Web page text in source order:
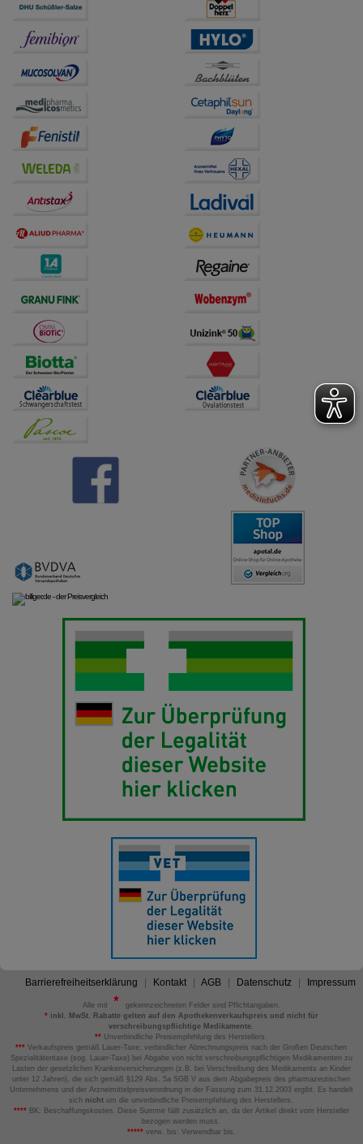
Barrierefreiheitserklärung Kontakt AGB Datenschutz Impressum
Alle mit
gekennzeichneten Felder sind Pflichtangaben.
*inkl. MwSt. Rabatte gelten auf den Apothekenverkaufspreis und nicht für
verschreibungspflichtige Medikamente.
** Unverbindliche Preisempfehlung des Herstellers.
*** Verkaufspreis gemäß Lauer-Taxe; verbindlicher Abrechnungspreis nach der Großen Deutschen
Spezialitätentaxe (sog. Lauer-Taxe) bei Abgabe von nicht verschreibungspflichtigen Medikamenten zu
Lasten der gesetzlichen Krankenversicherungen (z.B. bei Verschreibung des Medikaments an Kinder
unter 12 Jahren), die sich gemäß §129 Abs. 5a SGB V aus dem Abgabepreis des pharmazeutischen
Unternehmens und der Arzneimittelpreisverordnung in der Fassung zum 31.12.2003 ergibt. Es handelt
sich nicht um die unverbindliche Preisempfehlung des Herstellers.
****BK: Beschaffungskosten. Diese Summe fällt zusätzlich an, da der Artikel direkt vom Hersteller
bezogen werden muss.
*****verw. bis: Verwendbar bis.